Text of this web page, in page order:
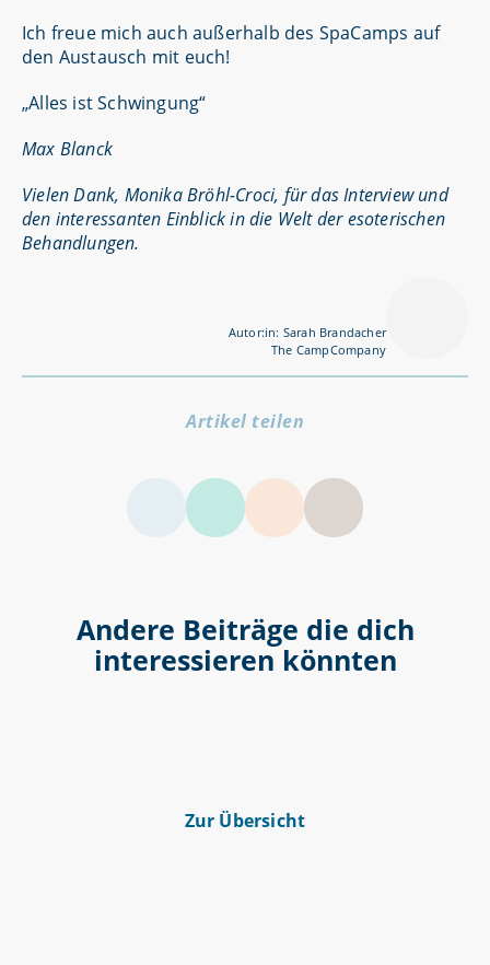
Ich freue mich auch außerhalb des SpaCamps auf
den Austausch mit euch!
„Alles ist Schwingung“
Max Blanck
Vielen Dank, Monika Bröhl-Croci, für das Interview und
den interessanten Einblick in die Welt der esoterischen
Behandlungen.
Autor:in: Sarah Brandacher
The CampCompany
Artikel teilen
LinkedIn
Facebook
Twitter
Andere Beiträge die dich
interessieren könnten
Zur Übersicht